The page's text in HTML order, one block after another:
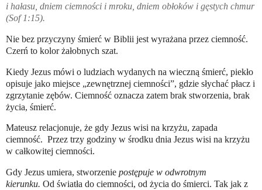
i hałasu, dniem ciemności i mroku, dniem obłoków i gęstych chmur
(Sof 1:15).
Nie bez przyczyny śmierć w Biblii jest wyrażana przez ciemność.
Czerń to kolor żałobnych szat.
Kiedy Jezus mówi o ludziach wydanych na wieczną śmierć, piekło
opisuje jako miejsce „zewnętrznej ciemności”, gdzie słychać płacz i
zgrzytanie zębów. Ciemność oznacza zatem brak stworzenia, brak
życia, śmierć.
Mateusz relacjonuje, że gdy Jezus wisi na krzyżu, zapada
ciemność. Przez trzy godziny w środku dnia Jezus wisi na krzyżu
w całkowitej ciemności.
Gdy Jezus umiera, stworzenie postępuje w odwrotnym
kierunku. Od światła do ciemności, od życia do śmierci. Tak jak z